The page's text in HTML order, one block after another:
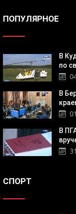
ПОПУЛЯРНОЕ
В
по
В
В
СПОРТ